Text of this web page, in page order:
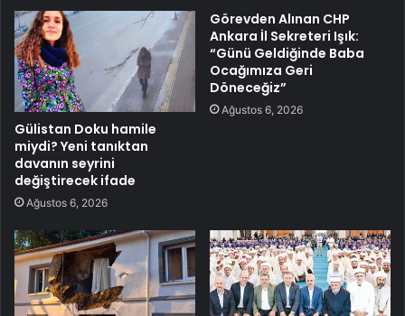
Gülistan Doku hamile
miydi? Yeni tanıktan
davanın seyrini
değiştirecek ifade
Ağustos 6, 2026
Görevden Alınan CHP
Ankara İl Sekreteri Işık:
“Günü Geldiğinde Baba
Ocağımıza Geri
Döneceğiz”
Ağustos 6, 2026